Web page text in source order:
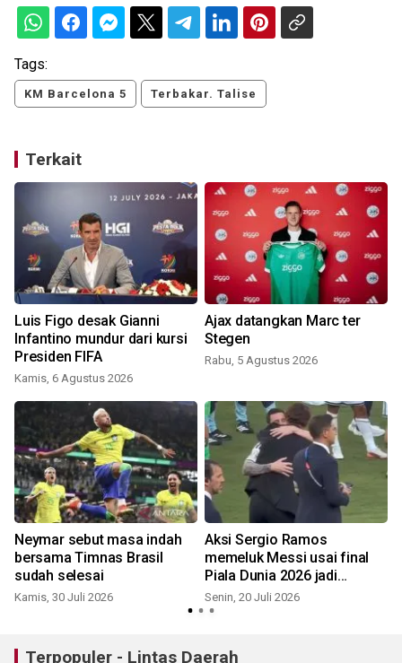
Tags:
KM Barcelona 5 Terbakar. Talise
Terkait
Luis Figo desak Gianni
Infantino mundur dari kursi
Presiden FIFA
Kamis, 6 Agustus 2026
Ajax datangkan Marc ter
Stegen
Rabu, 5 Agustus 2026
Neymar sebut masa indah
bersama Timnas Brasil
sudah selesai
Kamis, 30 Juli 2026
Aksi Sergio Ramos
memeluk Messi usai final
Piala Dunia 2026 jadi
sorotan
Senin, 20 Juli 2026
Terpopuler - Lintas Daerah